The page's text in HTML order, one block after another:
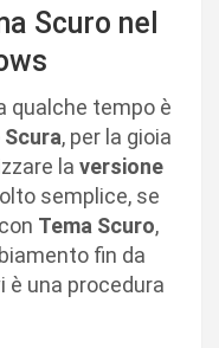
Scuro nel
qualche tempo è
, per la gioia
la versione
semplice, se
Tema Scuro,
fin da
è una procedura